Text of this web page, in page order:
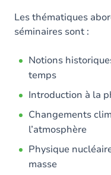
Les thématiques
séminaires sont :
Notions
temps
Introduction à la
Changements
l’atmosphère
Physique
masse